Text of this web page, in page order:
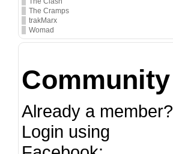
The Cramps
trakMarx
Womad
Community
Already a member?
Login using